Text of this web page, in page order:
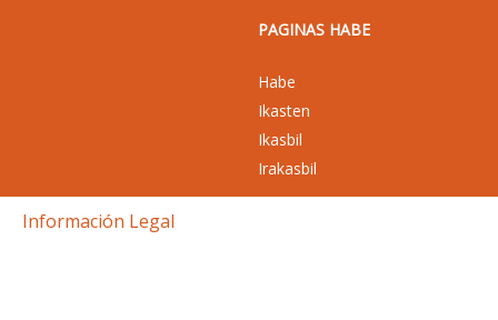
PAGINAS HABE
Habe
Ikasten
Ikasbil
Irakasbil
Información Legal